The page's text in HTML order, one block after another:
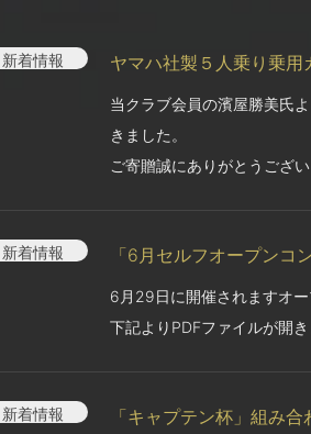
新着情報 ヤマハ社製５人乗り乗用
当クラブ会員の濱屋勝美氏
きました。
ご寄贈誠にありがとうござい
新着情報 「6月セルフオープンコ
6月29日に開催されますオ
下記よりPDFファイルが開き
新着情報 「キャプテン杯」組み合